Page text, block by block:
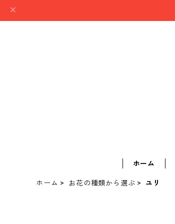
ホーム
ホーム お花の種類から選ぶ ユリ